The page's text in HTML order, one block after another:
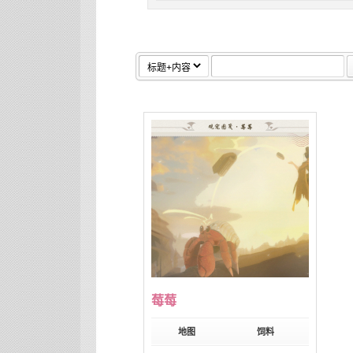
莓莓
地图 饲料